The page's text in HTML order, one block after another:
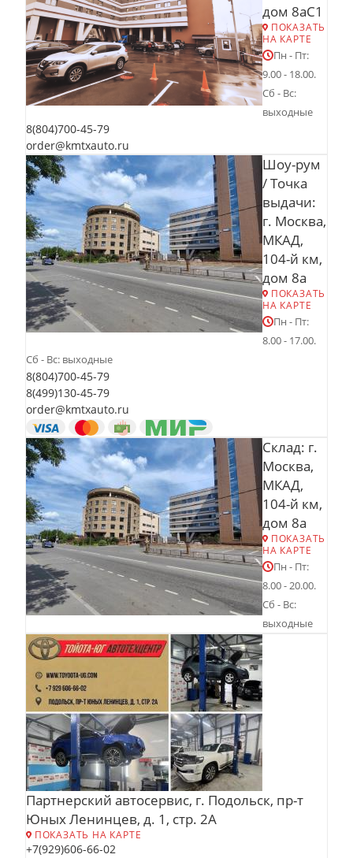
дом 8аС1
ПОКАЗАТЬ
НА КАРТЕ
Пн - Пт:
9.00 - 18.00.
Сб - Вс:
выходные
8(804)700-45-79
order@kmtxauto.ru
Шоу-рум
/ Точка
выдачи:
г. Москва,
МКАД,
104-й км,
дом 8а
ПОКАЗАТЬ
НА КАРТЕ
Пн - Пт:
8.00 - 17.00.
Сб - Вс: выходные
8(804)700-45-79
8(499)130-45-79
order@kmtxauto.ru
Склад: г.
Москва,
МКАД,
104-й км,
дом 8а
ПОКАЗАТЬ
НА КАРТЕ
Пн - Пт:
8.00 - 20.00.
Сб - Вс:
выходные
Партнерский автосервис, г. Подольск, пр-т
Юных Ленинцев, д. 1, стр. 2А
ПОКАЗАТЬ НА КАРТЕ
+7(929)606-66-02